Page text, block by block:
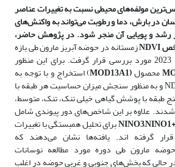
مولفه‌های محیطی نسبت به تغییرات عناصر
در بارش، دما و رطوبت می‌تواند به واکنش‌های
و پویایی آن منجر شود.در پژوهش حاضر،
NDVIزمستانه در حوضه آبریز مارون طی بازه
زمانی سال های 2001 تا 2023 مورد بررسی قرار گرفت. برای این منظور
محصول(
MOD13A1) استخراج و با توجه به
و به منظور سنجش میزان حساسیت هر طبقه با
طبقه با پوشش گیاهی خیلی تنک، تنک، متوسط،
شدند. علاوه بر این شاخص‌های دور پیوندی شامل
برای تحلیل همبستگی با تغییرات
گرفته اند. یافته‌ها نشان می‌دهند که
مارون طی دوره مورد مطالعه نوسانات
که بخش‌های جنوبی و غربی حوضه در اغلب